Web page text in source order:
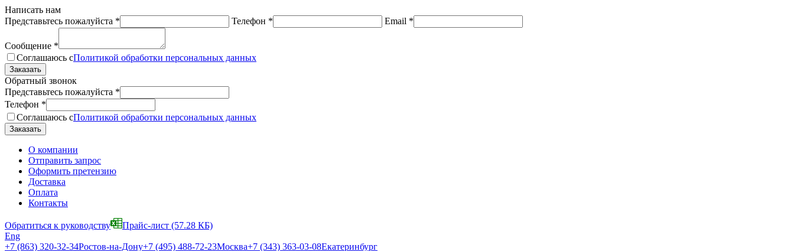
Написать нам
Представьтесь пожалуйста * Телефон * Email *
Сообщение *
Соглашаюсь сПолитикой обработки персональных данных
Обратный звонок
Представьтесь пожалуйста *
Телефон *
Соглашаюсь сПолитикой обработки персональных данных
О компании
Отправить запрос
Оформить претензию
Доставка
Оплата
Контакты
Обратиться к руководству Прайс-лист (57.28 КБ)
Eng
+7 (863) 320-32-34Ростов-на-Дону+7 (495) 488-72-23Москва+7 (343) 363-03-08Екатеринбург